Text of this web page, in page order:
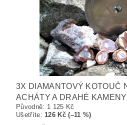
3X DIAMANTOVÝ KOTOUČ
ACHÁTY A DRAHÉ
Původně: 1 125 Kč
Ušetříte: 126 Kč (–11 %)